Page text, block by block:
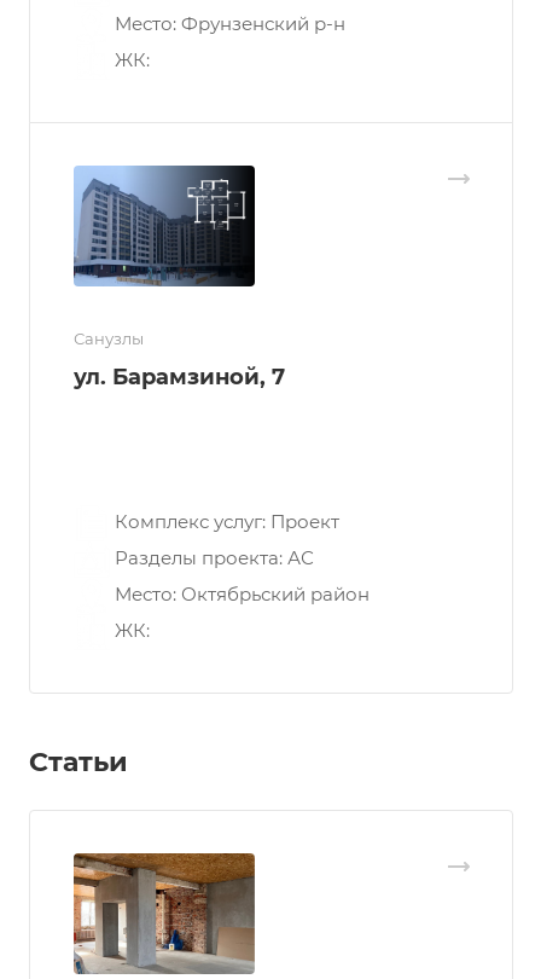
Место: Фрунзенский р-н
ЖК:
Санузлы
ул. Барамзиной, 7
Комплекс услуг: Проект
Разделы проекта: АС
Место: Октябрьский район
ЖК:
Статьи